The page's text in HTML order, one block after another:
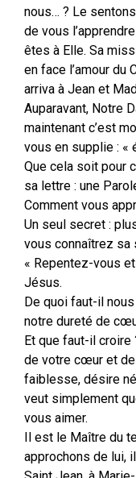
nous… ? Le
de vous
êtes à Elle. Sa
en face l’amour
arriva à Jean et
Auparavant, Notre
maintenant c’est
vous en supplie : «
Que cela soit pour
sa lettre : une
Comment vous
Un seul secret :
vous connaîtrez sa
« Repentez-vous
Jésus.
De quoi faut-il
notre dureté de
Et que faut-il croire
de votre cœur et
faiblesse, désire
veut simplement
vous aimer.
Il est le Maître du
approchons de lui,